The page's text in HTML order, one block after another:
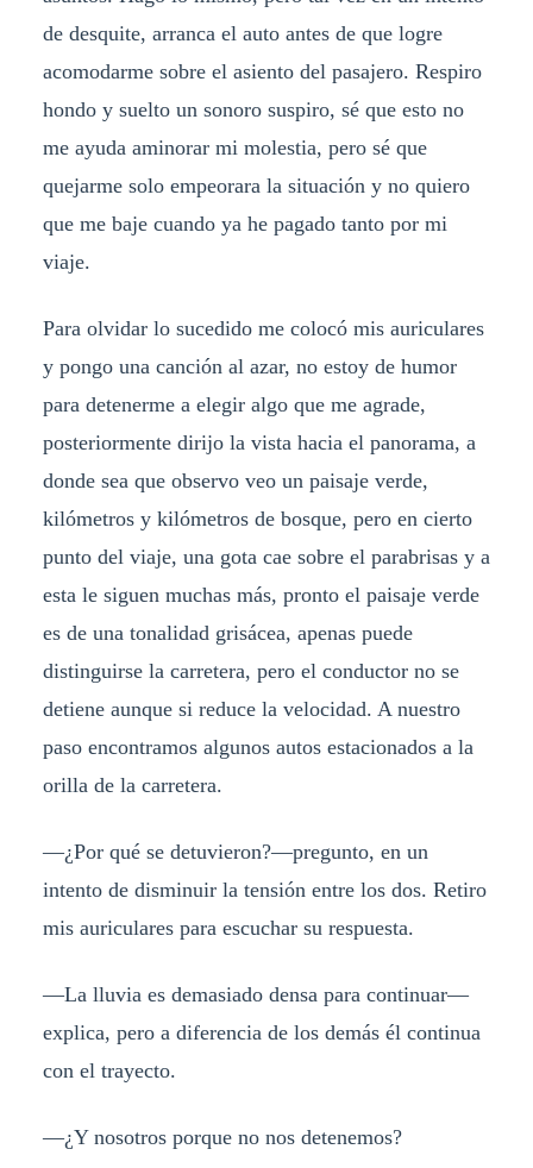
de desquite, arranca el auto antes de que logre
acomodarme sobre el asiento del pasajero. Respiro
hondo y suelto un sonoro suspiro, sé que esto no
me ayuda aminorar mi molestia, pero sé que
quejarme solo empeorara la situación y no quiero
que me baje cuando ya he pagado tanto por mi
viaje.
Para olvidar lo sucedido me colocó mis auriculares
y pongo una canción al azar, no estoy de humor
para detenerme a elegir algo que me agrade,
posteriormente dirijo la vista hacia el panorama, a
donde sea que observo veo un paisaje verde,
kilómetros y kilómetros de bosque, pero en cierto
punto del viaje, una gota cae sobre el parabrisas y a
esta le siguen muchas más, pronto el paisaje verde
es de una tonalidad grisácea, apenas puede
distinguirse la carretera, pero el conductor no se
detiene aunque si reduce la velocidad. A nuestro
paso encontramos algunos autos estacionados a la
orilla de la carretera.
—¿Por qué se detuvieron?—pregunto, en un
intento de disminuir la tensión entre los dos. Retiro
mis auriculares para escuchar su respuesta.
—La lluvia es demasiado densa para continuar—
explica, pero a diferencia de los demás él continua
con el trayecto.
—¿Y nosotros porque no nos detenemos?